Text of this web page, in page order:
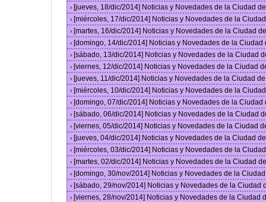
› [jueves, 18/dic/2014] Noticias y Novedades de la Ciudad
› [miércoles, 17/dic/2014] Noticias y Novedades de la
› [martes, 16/dic/2014] Noticias y Novedades de la Ciudad
› [domingo, 14/dic/2014] Noticias y Novedades de la
› [sábado, 13/dic/2014] Noticias y Novedades de la Ciudad
› [viernes, 12/dic/2014] Noticias y Novedades de la Ciudad
› [jueves, 11/dic/2014] Noticias y Novedades de la Ciudad
› [miércoles, 10/dic/2014] Noticias y Novedades de la
› [domingo, 07/dic/2014] Noticias y Novedades de la
› [sábado, 06/dic/2014] Noticias y Novedades de la Ciudad
› [viernes, 05/dic/2014] Noticias y Novedades de la Ciudad
› [jueves, 04/dic/2014] Noticias y Novedades de la Ciudad
› [miércoles, 03/dic/2014] Noticias y Novedades de la
› [martes, 02/dic/2014] Noticias y Novedades de la Ciudad
› [domingo, 30/nov/2014] Noticias y Novedades de la
› [sábado, 29/nov/2014] Noticias y Novedades de la Ciudad
› [viernes, 28/nov/2014] Noticias y Novedades de la Ciudad